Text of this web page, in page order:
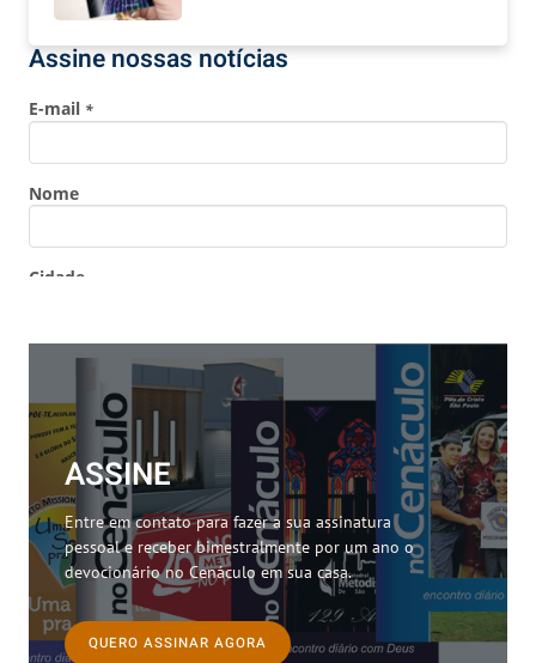
Assine nossas notícias
ASSINE
Entre em contato para fazer a sua assinatura
pessoal e receber bimestralmente por um ano o
devocionário no Cenáculo em sua casa.
QUERO ASSINAR AGORA